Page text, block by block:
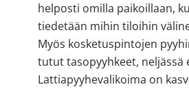
helposti omilla paikoillaan,
tiedetään mihin tiloihin
Myös kosketuspintojen
tutut tasopyyhkeet, neljässä
Lattiapyyhevalikoima on